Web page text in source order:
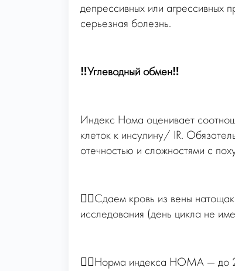
депрессивных или агрессивных
серьезная болезнь.
‼️Углеводный обмен‼️
Индекс Нома оценивает
клеток к инсулину/ IR.
отечностью и сложностями с
☝🏻Сдаем кровь из вены
исследования (день цикла не
☝🏻Норма индекса НОМА — до